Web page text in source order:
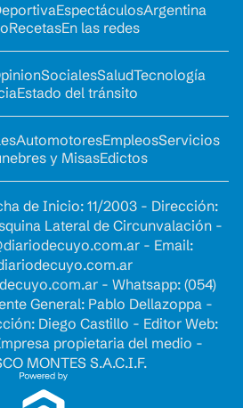
EspectáculosArgentina
RecetasEn las redes
SocialesSaludTecnología
Estado del tránsito
AutomotoresEmpleosServicios
y MisasEdictos
de Inicio: 11/2003 - Dirección:
Lateral de Circunvalación -
- Email:
- Whatsapp: (054)
General: Pablo Dellazoppa -
Diego Castillo - Editor Web:
propietaria del medio -
MONTES S.A.C.I.F.